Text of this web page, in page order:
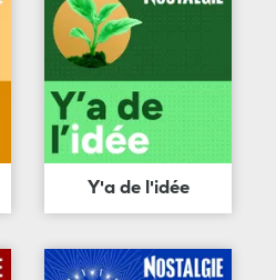
Y'a de l'idée